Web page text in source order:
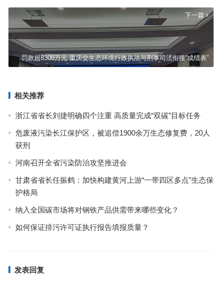
下一篇
罚款超8300万元 重庆交生态环境行政执法与刑事司法衔接“成绩表”
相关推荐
浙江省省长刘捷明确四个注重 高质量完成“双碳”目标任务
危废液污染长江保护区，被追偿1900余万生态修复费，20人
获刑
河南召开全省污染防治攻坚推进会
甘肃省省长任振鹤：加快构建黄河上游“一带四区多点”生态保
护格局
纳入全国碳市场将对钢铁产品供需带来哪些变化？
如何保证排污许可证执行报告填报质量？
发表回复